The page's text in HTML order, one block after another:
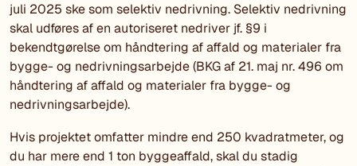
juli 2025 ske som selektiv nedrivning. Selektiv nedrivning
skal udføres af en autoriseret nedriver jf. §9 i
bekendtgørelse om håndtering af affald og materialer fra
bygge- og nedrivningsarbejde (BKG af 21. maj nr. 496 om
håndtering af affald og materialer fra bygge- og
nedrivningsarbejde).
Hvis projektet omfatter mindre end 250 kvadratmeter, og
du har mere end 1 ton byggeaffald, skal du stadig